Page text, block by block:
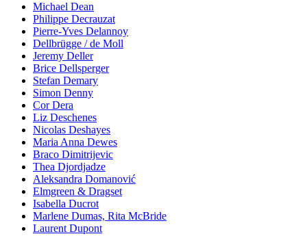
Michael Dean
Philippe Decrauzat
Pierre-Yves Delannoy
Dellbrügge / de Moll
Jeremy Deller
Brice Dellsperger
Stefan Demary
Simon Denny
Cor Dera
Liz Deschenes
Nicolas Deshayes
Maria Anna Dewes
Braco Dimitrijevic
Thea Djordjadze
Aleksandra Domanović
Elmgreen & Dragset
Isabella Ducrot
Marlene Dumas, Rita McBride
Laurent Dupont